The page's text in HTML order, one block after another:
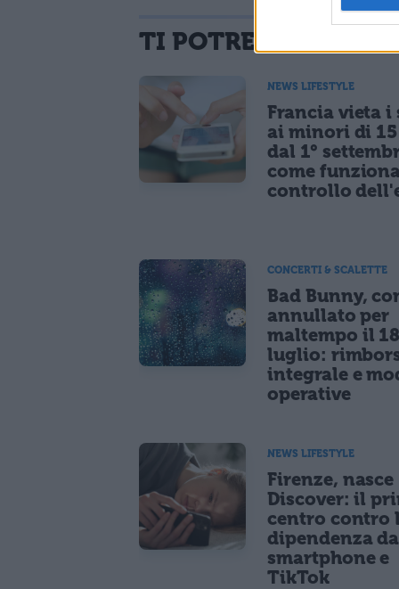
TI POTREBBE
NEWS LIFESTYLE
Francia vieta i
ai minori di
dal 1°
come
controllo
CONCERTI & SCALETTE
Bad Bunny,
annullato per
maltempo il 18
luglio:
integrale e
operative
NEWS LIFESTYLE
Firenze, nasce
Discover: il
centro contro
dipendenza da
smartphone e
TikTok